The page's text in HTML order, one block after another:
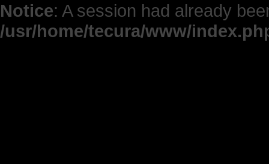
Notice: A session had already
/usr/home/tecura/www/